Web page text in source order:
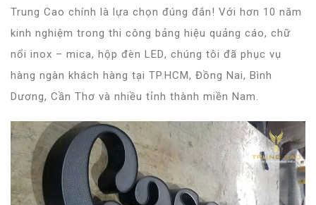
Trung Cao chính là lựa chọn đúng đắn! Với hơn 10 năm
kinh nghiệm trong thi công bảng hiệu quảng cáo, chữ
nổi inox – mica, hộp đèn LED, chúng tôi đã phục vụ
hàng ngàn khách hàng tại TP.HCM, Đồng Nai, Bình
Dương, Cần Thơ và nhiều tỉnh thành miền Nam.